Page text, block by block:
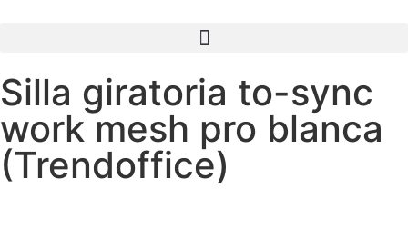
Silla giratoria to-sync
work mesh pro blanca
(Trendoffice)